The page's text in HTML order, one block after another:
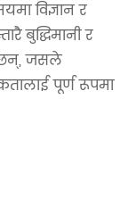
विज्ञान र
बुद्धिमानी र
छन्, जसले
पूर्ण रूपमा